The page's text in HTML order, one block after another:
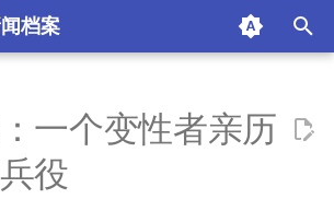
档案
一个变性者亲历
役